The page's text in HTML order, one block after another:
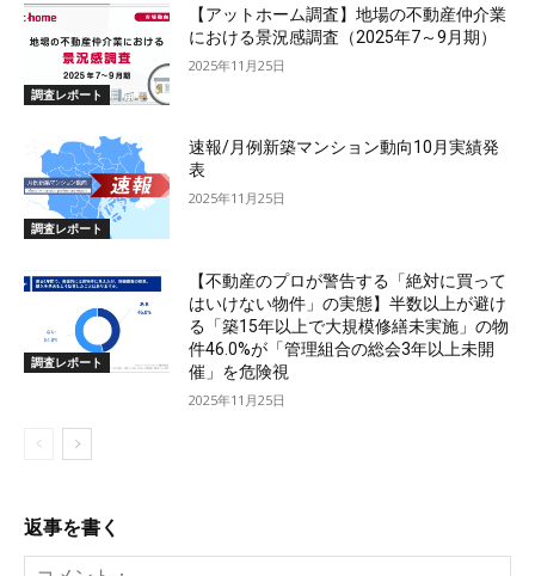
調査レポート
【アットホーム調査】地場の不動産仲介業
における景況感調査（2025年7～9月期）
2025年11月25日
調査レポート
速報/月例新築マンション動向10月実績発
表
2025年11月25日
調査レポート
【不動産のプロが警告する「絶対に買って
はいけない物件」の実態】半数以上が避け
る「築15年以上で大規模修繕未実施」の物
件46.0%が「管理組合の総会3年以上未開
催」を危険視
2025年11月25日
返事を書く